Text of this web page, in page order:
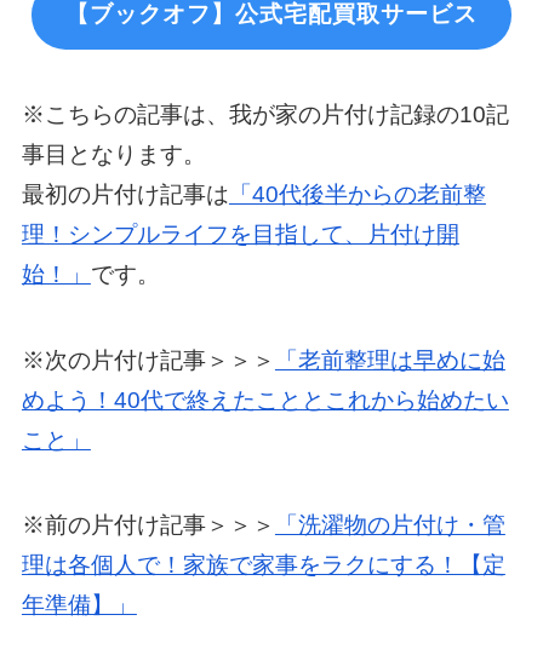
【ブックオフ】公式宅配買取サービス
※こちらの記事は、我が家の片付け記録の10記
事目となります。
最初の片付け記事は 「40代後半からの老前整
理！シンプルライフを目指して、片付け開
始！」 です。
※次の片付け記事＞＞＞
「老前整理は早めに始
めよう！40代で終えたこととこれから始めたい
こと」
※前の片付け記事＞＞＞
「洗濯物の片付け・管
理は各個人で！家族で家事をラクにする！【定
年準備】」